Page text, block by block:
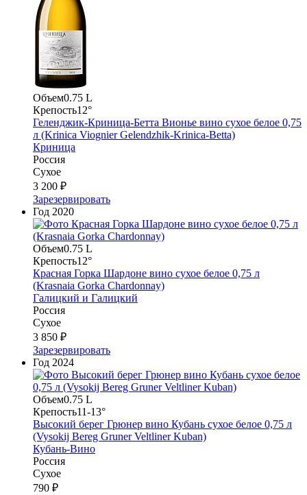
Объем0.75 L
Крепость12°
Геленджик-Криница-Бетта Вионье вино сухое белое 0,75
л (Krinica Viognier Gelendzhik-Krinica-Betta)
Криница
Россия
Сухое
3 200 ₽
Зарезервировать
Год 2020
Объем0.75 L
Крепость12°
Красная Горка Шардоне вино сухое белое 0,75 л
(Krasnaia Gorka Chardonnay)
Галицкий и Галицкий
Россия
Сухое
3 850 ₽
Зарезервировать
Год 2024
Объем0.75 L
Крепость11-13°
Высокий берег Грюнер вино Кубань сухое белое 0,75 л
(Vysokij Bereg Gruner Veltliner Kuban)
Кубань-Вино
Россия
Сухое
790 ₽